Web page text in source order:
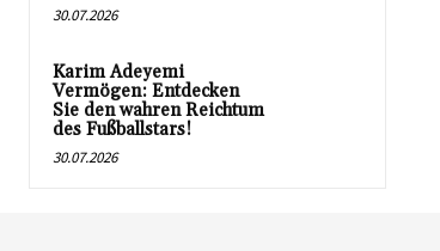
30.07.2026
Karim Adeyemi
Vermögen: Entdecken
Sie den wahren Reichtum
des Fußballstars!
30.07.2026